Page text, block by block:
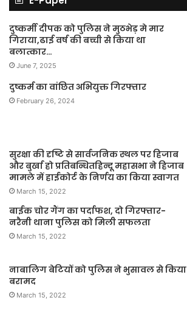
दुष्कर्मी दीपक को पुलिस ने मुठभेड़ मे मार
गिराया,ढाई वर्ष की बच्ची से किया था
बलात्कार…
June 7, 2025
दुष्कर्म का वांछित अभियुक्त गिरफ्तार
February 26, 2024
सुरक्षा की दृष्टि से सार्वजनिक स्थल पर हिजाब
और बुर्खा हो प्रतिबन्धितहिन्दू महासभा ने हिजाब
मामले में हाईकोर्ट के निर्णय का किया स्वागत
March 15, 2022
बाईक चोर गैंग का पर्दाफश, दो गिरफ्तार-
नरैनी थाना पुलिस को मिली सफलता
March 15, 2022
नाबालिग बेटियों को पुलिस ने भुसावल से किया
बरामद
March 15, 2022